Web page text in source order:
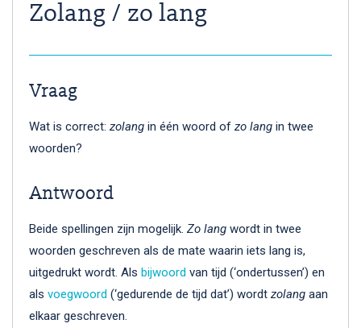
Zolang / zo lang
Vraag
Wat is correct: zolang in één woord of zo lang in twee
woorden?
Antwoord
Beide spellingen zijn mogelijk. Zo lang wordt in twee
woorden geschreven als de mate waarin iets lang is,
uitgedrukt wordt. Als bijwoord van tijd (‘ondertussen’) en
als voegwoord (‘gedurende de tijd dat’) wordt zolang aan
elkaar geschreven.